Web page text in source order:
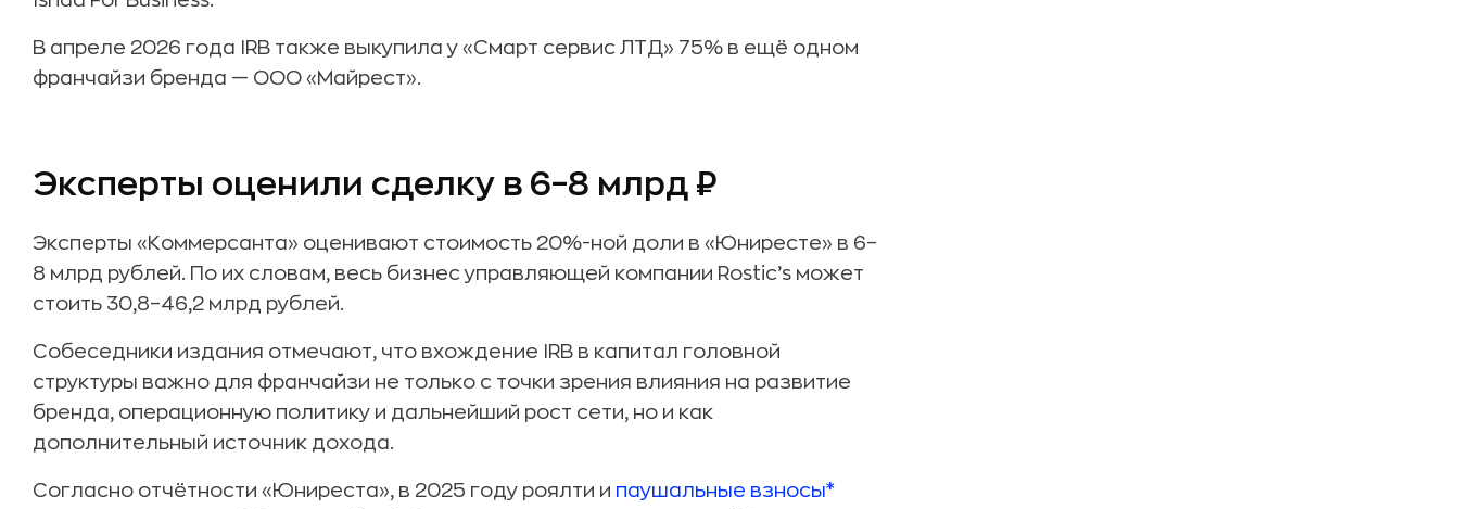
В апреле 2026 года IRB также выкупила у «Смарт сервис ЛТД» 75% в ещё одном
франчайзи бренда — ООО «Майрест».
Эксперты оценили сделку в 6–8 млрд ₽
Эксперты «Коммерсанта» оценивают стоимость 20%-ной доли в «Юниресте» в 6–
8 млрд рублей. По их словам, весь бизнес управляющей компании Rostic’s может
стоить 30,8–46,2 млрд рублей.
Собеседники издания отмечают, что вхождение IRB в капитал головной
структуры важно для франчайзи не только с точки зрения влияния на развитие
бренда, операционную политику и дальнейший рост сети, но и как
дополнительный источник дохода.
Согласно отчётности «Юниреста», в 2025 году роялти и паушальные взносы*